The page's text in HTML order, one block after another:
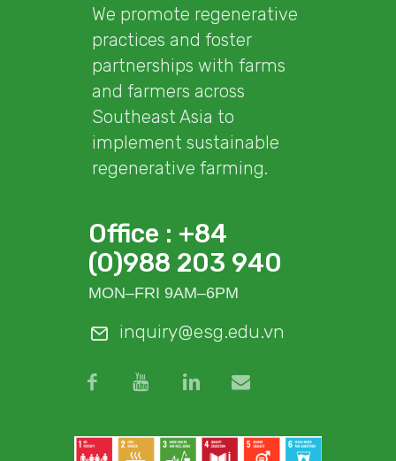
We promote regenerative
practices and foster
partnerships with farms
and farmers across
Southeast Asia to
implement sustainable
regenerative farming.
Office : +84
(0)988 203 940
MON–FRI 9AM–6PM
inquiry@esg.edu.vn